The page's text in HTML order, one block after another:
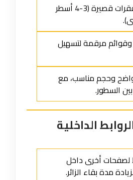
استخدم فقرات قصيرة (3-4 أسطر
مرقمة لتسهيل
وحجم مناسب، مع
السطور.
الداخلية
لصفحات أخرى داخل
مدة بقاء الزائر.